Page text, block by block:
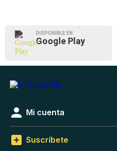
DISPONIBLE EN
Google Play
Mi cuenta
Suscríbete